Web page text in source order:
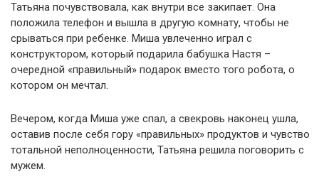
Татьяна почувствовала, как внутри все закипает. Она
положила телефон и вышла в другую комнату, чтобы не
срываться при ребенке. Миша увлеченно играл с
конструктором, который подарила бабушка Настя –
очередной «правильный» подарок вместо того робота, о
котором он мечтал.
Вечером, когда Миша уже спал, а свекровь наконец ушла,
оставив после себя гору «правильных» продуктов и чувство
тотальной неполноценности, Татьяна решила поговорить с
мужем.